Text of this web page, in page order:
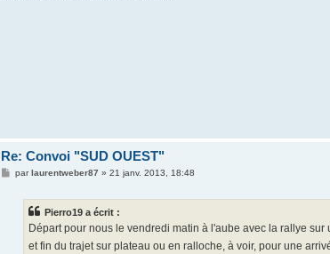
Re: Convoi "SUD OUEST"
Mparlaurentweber87 » 21 janv. 2013, 18:48
Pierro19 a écrit :
Départ pour nous le vendredi matin à l'aube avec la rallye
et fin du trajet sur plateau ou en ralloche, à voir, pour une